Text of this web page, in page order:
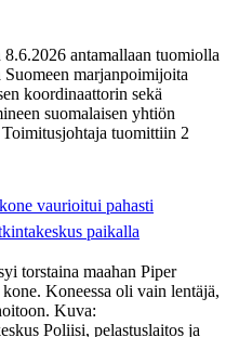
antamallaan tuomiolla
marjanpoimijoita
koordinaattorin sekä
suomalaisen yhtiön
tuomittiin 2
vaurioitui pahasti
paikalla
torstaina maahan Piper
Koneessa oli vain lentäjä,
Kuva:
Poliisi, pelastuslaitos ja